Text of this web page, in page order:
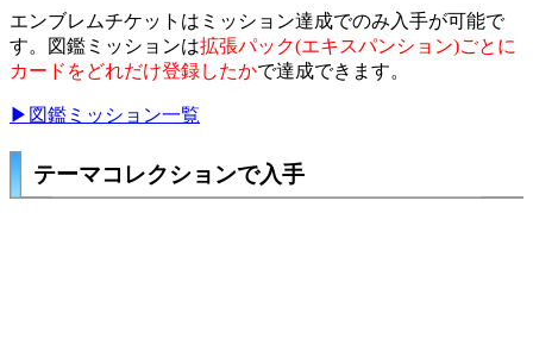
エンブレムチケットはミッション達成でのみ入手が可能で
す。図鑑ミッションは拡張パック(エキスパンション)ごとに
カードをどれだけ登録したかで達成できます。
▶図鑑ミッション一覧
テーマコレクションで入手